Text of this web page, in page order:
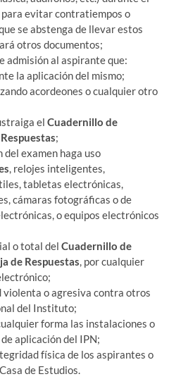
para evitar contratiempos o
se abstenga de llevar estos
otros documentos;
admisión al aspirante que:
la aplicación del mismo;
acordeones o cualquier otro
elCuadernillo de
;
examen haga uso
, relojes inteligentes,
tabletas electrónicas,
cámaras fotográficas o de
o equipos electrónicos
o total delCuadernillo de
de Respuestas, por cualquier
violenta o agresiva contra otros
del Instituto;
forma las instalaciones o
aplicación del IPN;
física de los aspirantes o
de Estudios.